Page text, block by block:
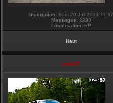
Inscription: Sam 20 Juil 2013 11:37
Messages: 2299
Localisation: RP
Haut
touti-17